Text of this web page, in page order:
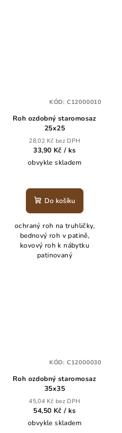
Roh ozdobný staromosaz
25x25
28,02 Kč bez DPH
33,90 Kč / ks
obvykle skladem
Do košíku
ochraný roh na truhličky,
bednový roh v patině,
kovový roh k nábytku
patinovaný
KÓD: C12000010
Roh ozdobný staromosaz
35x35
45,04 Kč bez DPH
54,50 Kč / ks
obvykle skladem
KÓD: C12000030